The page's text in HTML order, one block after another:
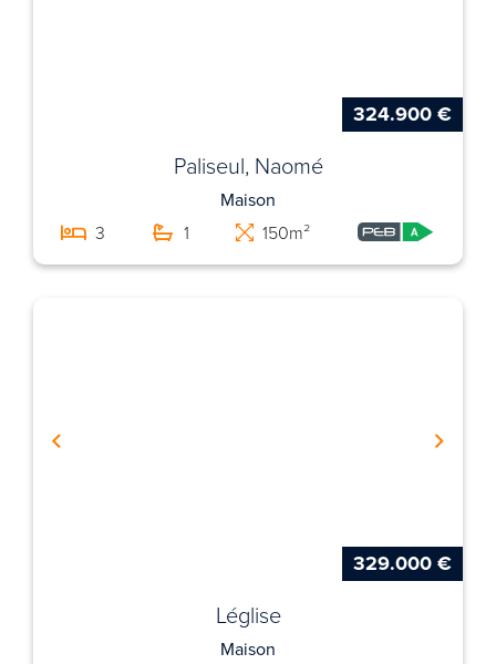
324.900 €
Paliseul, Naomé
Maison
3
1 150m²
329.000 €
Léglise
Maison